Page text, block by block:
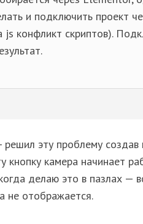
и подключить проект
js конфликт скриптов).
эту проблему создав
кнопку камера начинает
делаю это в пазлах —
не отображается.